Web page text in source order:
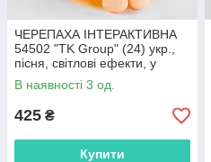
ЧЕРЕПАХА ІНТЕРАКТИВНА
54502 "TK Group" (24) укр.,
пісня, світлові ефекти, у
коробці
В наявності 3 од.
425 ₴
Купити